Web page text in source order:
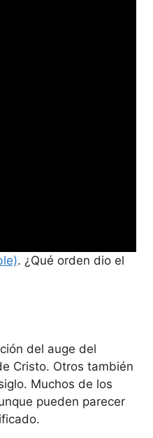
. ¿Qué orden dio el
del auge del
Cristo. Otros también
Muchos de los
pueden parecer